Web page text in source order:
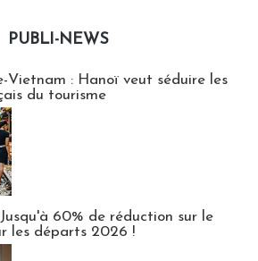
PUBLI-NEWS
Vietnam : Hanoï veut séduire les
du tourisme
60% de réduction sur le
les départs 2026 !